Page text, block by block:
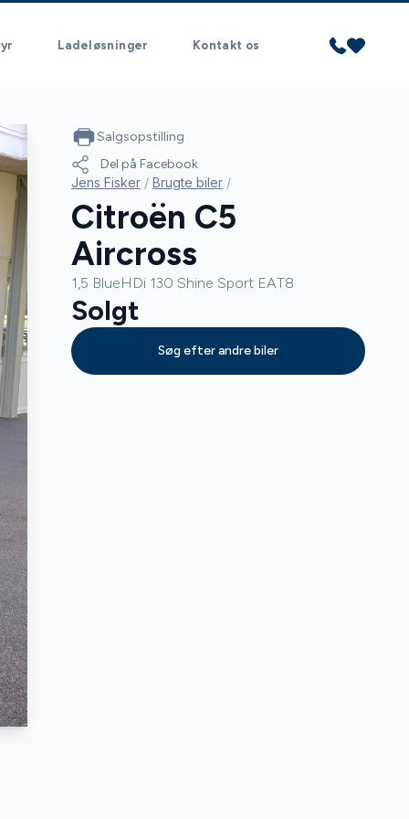
Ladeløsninger Kontakt os
Salgsopstilling
Del på Facebook
Jens Fisker / Brugte biler /
Citroën C5
Aircross
1,5 BlueHDi 130 Shine Sport EAT8
Solgt
Søg efter andre biler